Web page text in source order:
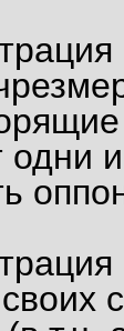
одни